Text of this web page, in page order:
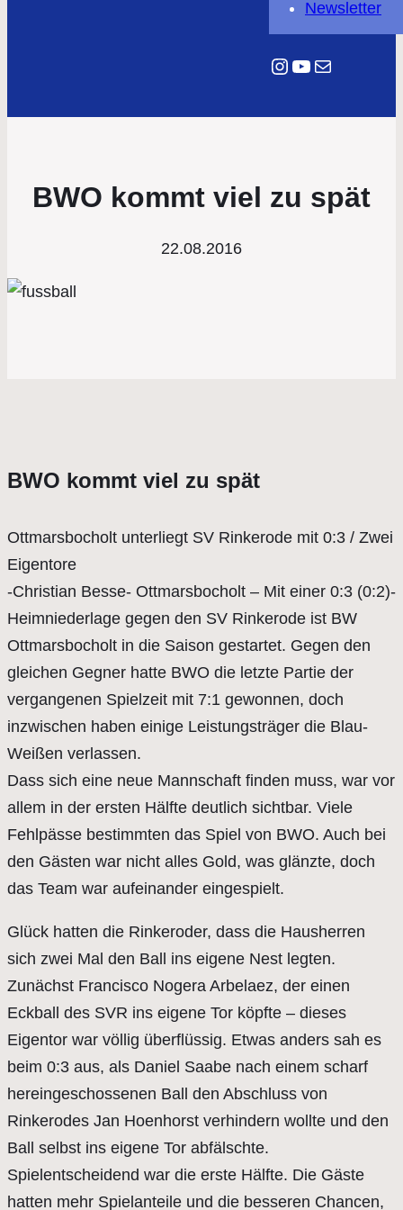
Newsletter
Instagram
YouTube
E-Mail
BWO kommt viel zu spät
22.08.2016
BWO kommt viel zu spät
Ottmarsbocholt unterliegt SV Rinkerode mit 0:3 / Zwei
Eigentore
-Christian Besse- Ottmarsbocholt – Mit einer 0:3 (0:2)-
Heimniederlage gegen den SV Rinkerode ist BW
Ottmarsbocholt in die Saison gestartet. Gegen den
gleichen Gegner hatte BWO die letzte Partie der
vergangenen Spielzeit mit 7:1 gewonnen, doch
inzwischen haben einige Leistungsträger die Blau-
Weißen verlassen.
Dass sich eine neue Mannschaft finden muss, war vor
allem in der ersten Hälfte deutlich sichtbar. Viele
Fehlpässe bestimmten das Spiel von BWO. Auch bei
den Gästen war nicht alles Gold, was glänzte, doch
das Team war aufeinander eingespielt.
Glück hatten die Rinkeroder, dass die Hausherren
sich zwei Mal den Ball ins eigene Nest legten.
Zunächst Francisco Nogera Arbelaez, der einen
Eckball des SVR ins eigene Tor köpfte – dieses
Eigentor war völlig überflüssig. Etwas anders sah es
beim 0:3 aus, als Daniel Saabe nach einem scharf
hereingeschossenen Ball den Abschluss von
Rinkerodes Jan Hoenhorst verhindern wollte und den
Ball selbst ins eigene Tor abfälschte.
Spielentscheidend war die erste Hälfte. Die Gäste
hatten mehr Spielanteile und die besseren Chancen,